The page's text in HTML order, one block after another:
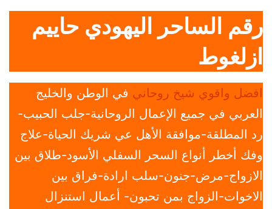
رقم الساحر اليهودي حاييم
ازلغوط
افضل واقوي شيخ روحاني في الوطن والخليج
العربي في جميع الإعمال الروحانية-جلب الحبيب-
رد المطلقة-موافقة الأهل عي شريك الحياة-علاج
وفك أخطر أنواع السحر السفلي الأسود-طلاق بين
الازواج-مرض-جنون-سلب ارادة-فراق بين
الاخوات-الزواج بمن تحبون- أعمال استنزال